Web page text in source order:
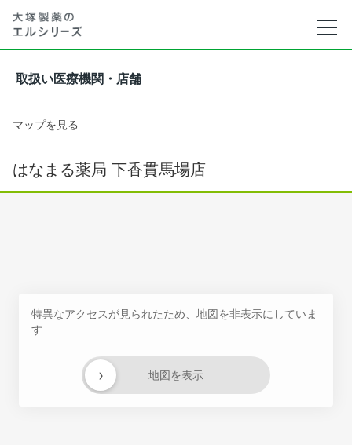
取扱い医療機関・店舗
マップを見る
はなまる薬局 下香貫馬場店
特異なアクセスが見られたため、地図を非表示にしていま
す
地図を表示
›